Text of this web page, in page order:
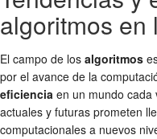
algoritmos en
El campo de los algoritmos
por el avance de la
eficiencia en un mundo cada
actuales y futuras prometen
computacionales a nuevos